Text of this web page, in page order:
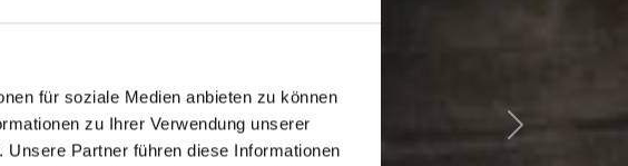
für soziale Medien anbieten zu können
zu Ihrer Verwendung unserer
Partner führen diese Informationen
nächsten